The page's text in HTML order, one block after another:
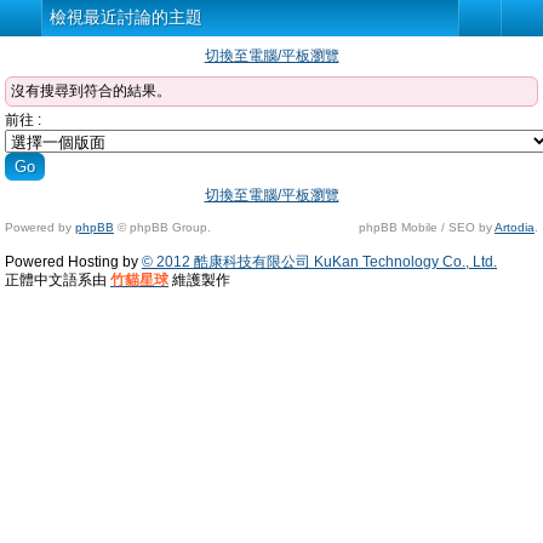
檢視最近討論的主題
切換至電腦/平板瀏覽
沒有搜尋到符合的結果。
前往 :
切換至電腦/平板瀏覽
Powered by phpBB © phpBB Group. phpBB Mobile / SEO byArtodia
Powered Hosting by © 2012 酷康科技有限公司 KuKan Technology Co., Ltd.
正體中文語系由 竹貓星球 維護製作